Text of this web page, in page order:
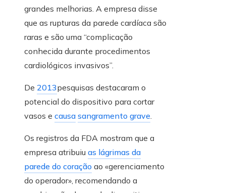
grandes melhorias. A empresa disse
que as rupturas da parede cardíaca são
raras e são uma “complicação
conhecida durante procedimentos
cardiológicos invasivos”.
De 2013pesquisas destacaram o
potencial do dispositivo para cortar
vasos e causa sangramento grave.
Os registros da FDA mostram que a
empresa atribuiu as lágrimas da
parede do coração ao «gerenciamento
do operador», recomendando a